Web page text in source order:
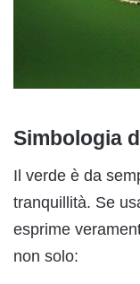
Simbologia
Il verde è da
tranquillità. Se
esprime
non solo: